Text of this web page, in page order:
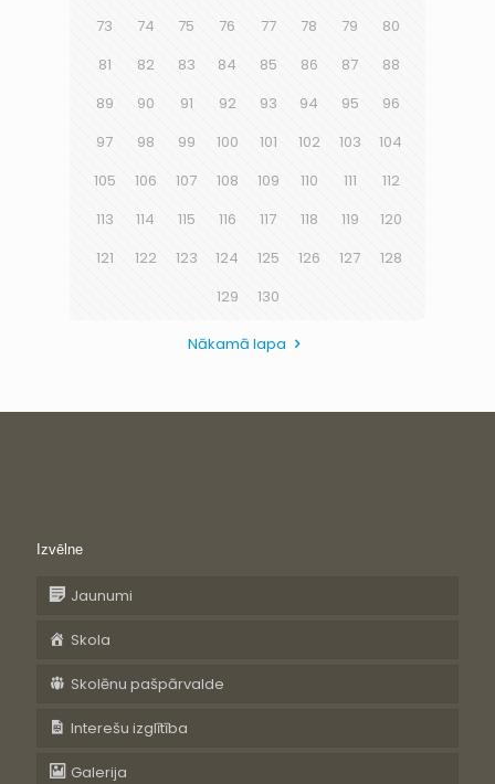
73
74 75 76 77 78 79
80
81
82 83 84 85 86 87
88
89
90 91 92 93 94 95
96
97
98 99 100 101 102 103
104
105
106 107 108 109 110 111
112
113
114 115 116 117 118 119
120
121
122 123 124 125 126 127
128
129
130
Nākamā lapa
Izvēlne
Jaunumi
Skola
Skolēnu pašpārvalde
Interešu izglītība
Galerija